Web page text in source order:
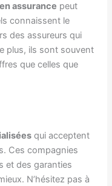
assurance peut
connaissent le
des assureurs qui
plus, ils sont souvent
que celles que
qui acceptent
Ces compagnies
et des garanties
N’hésitez pas à